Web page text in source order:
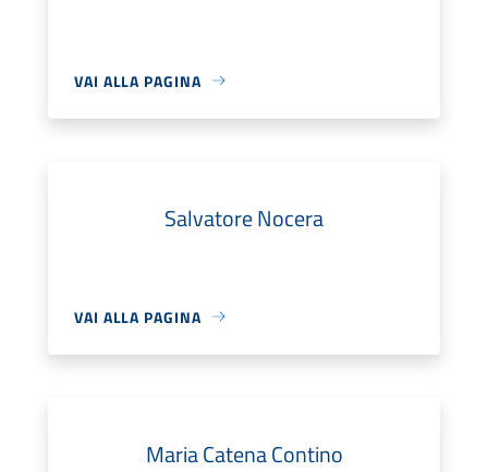
VAI ALLA PAGINA
Salvatore Nocera
VAI ALLA PAGINA
Maria Catena Contino